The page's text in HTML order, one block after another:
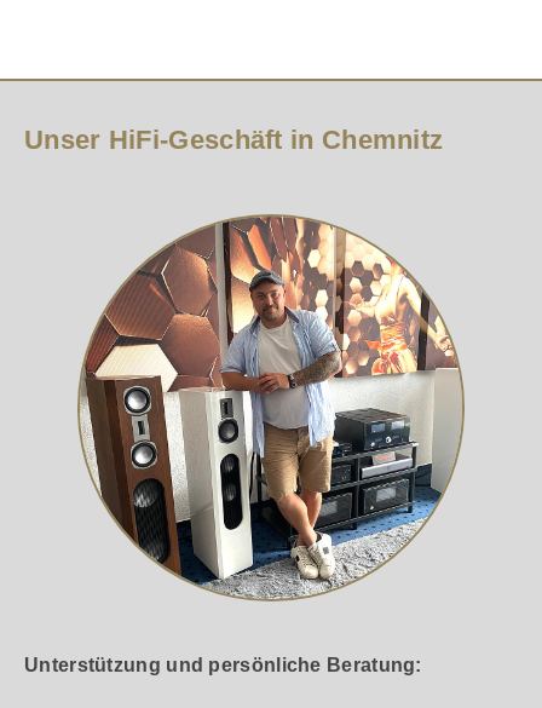
Unser HiFi-Geschäft in Chemnitz
Unterstützung und persönliche Beratung: